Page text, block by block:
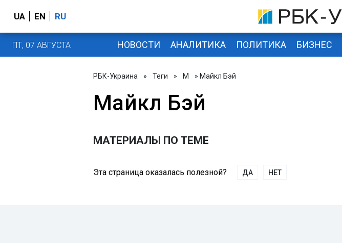
UA EN RU
ПТ, 07 АВГУСТА НОВОСТИ АНАЛИТИКА ПОЛИТИКА БИЗНЕС
РБК-Украина » Теги » М » Майкл Бэй
Майкл Бэй
МАТЕРИАЛЫ ПО ТЕМЕ
Эта страница оказалась полезной? ДА НЕТ